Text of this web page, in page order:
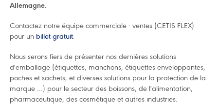
Allemagne.
Contactez notre équipe commerciale - ventes (CETIS FLEX)
pour un billet gratuit.
Nous serons fiers de présenter nos dernières solutions
d'emballage (étiquettes, manchons, étiquettes enveloppantes,
poches et sachets, et diverses solutions pour la protection de la
marque ...) pour le secteur des boissons, de l'alimentation,
pharmaceutique, des cosmétique et autres industries.